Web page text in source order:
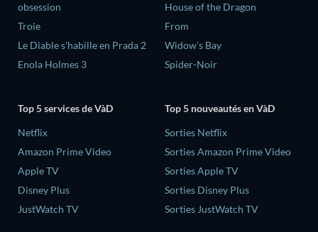
obsession
Troie
Le Diable s'habille en Prada 2
Enola Holmes 3
House of the Dragon
From
Widow’s Bay
Spider-Noir
Top 5 services de VàD
Netflix
Amazon Prime Video
Apple TV
Disney Plus
JustWatch TV
Top 5 nouveautés en VàD
Sorties Netflix
Sorties Amazon Prime Video
Sorties Apple TV
Sorties Disney Plus
Sorties JustWatch TV